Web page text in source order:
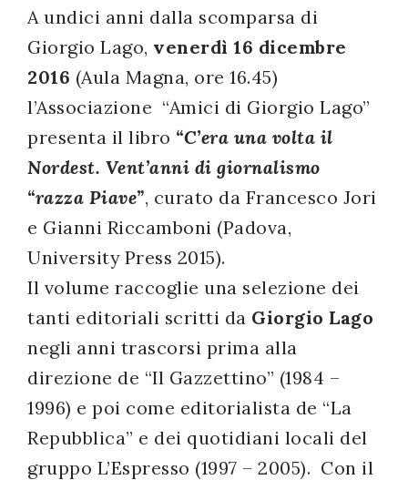
A undici anni dalla scomparsa di
Giorgio Lago, venerdì 16 dicembre
2016 (Aula Magna, ore 16.45)
l’Associazione “Amici di Giorgio Lago”
presenta il libro “C’era una volta il
Nordest. Vent’anni di giornalismo
“razza Piave”, curato da Francesco Jori
e Gianni Riccamboni (Padova,
University Press 2015).
Il volume raccoglie una selezione dei
tanti editoriali scritti da Giorgio Lago
negli anni trascorsi prima alla
direzione de “Il Gazzettino” (1984 –
1996) e poi come editorialista de “La
Repubblica” e dei quotidiani locali del
gruppo L’Espresso (1997 – 2005). Con il
personali in
accordo
con il
decreto
legislativo
196/03
avvenuta con
successo!